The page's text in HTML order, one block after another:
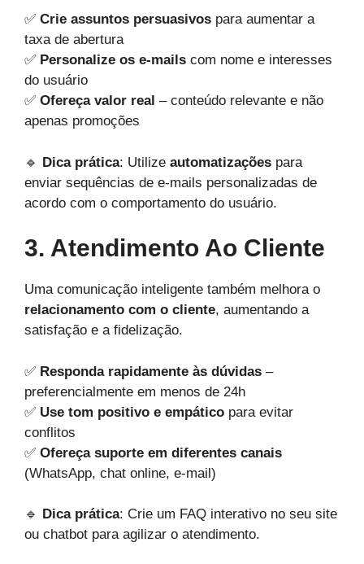
✅ Crie assuntos persuasivos para aumentar a
taxa de abertura
✅ Personalize os e-mails com nome e interesses
do usuário
✅ Ofereça valor real – conteúdo relevante e não
apenas promoções
🔹 Dica prática: Utilize automatizações para
enviar sequências de e-mails personalizadas de
acordo com o comportamento do usuário.
3. Atendimento Ao Cliente
Uma comunicação inteligente também melhora o
relacionamento com o cliente, aumentando a
satisfação e a fidelização.
✅ Responda rapidamente às dúvidas –
preferencialmente em menos de 24h
✅ Use tom positivo e empático para evitar
conflitos
✅ Ofereça suporte em diferentes canais
(WhatsApp, chat online, e-mail)
🔹 Dica prática: Crie um FAQ interativo no seu site
ou chatbot para agilizar o atendimento.